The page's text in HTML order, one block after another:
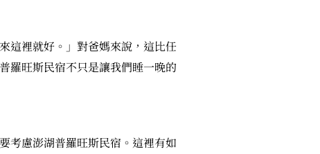
這裡就好。」對爸媽來說，這比任
羅旺斯民宿不只是讓我們睡一晚的
考慮澎湖普羅旺斯民宿。這裡有如